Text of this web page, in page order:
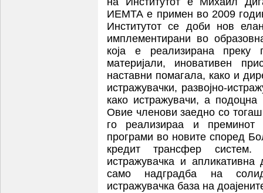
ИЕМТА е примен во 2009
Институтот се доби нов
имплементирани во
која е реализирана преку
материјали, иновативен
наставни помагала, како и
истражувачки, развојно-
како истражувачи, а подоцна
Овие членови заедно со тогаш
го реализираа и
програми во новите според
кредит трансфер систем.
истражувачка и
само надградба на
истражувачка база на